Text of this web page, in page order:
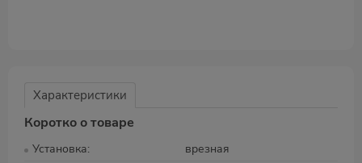
Характеристики
Коротко о товаре
Установка
врезная